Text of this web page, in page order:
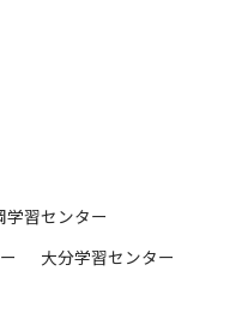
学習センター
大分学習センター